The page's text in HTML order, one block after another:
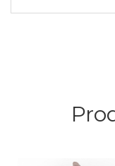
dinamic, sau